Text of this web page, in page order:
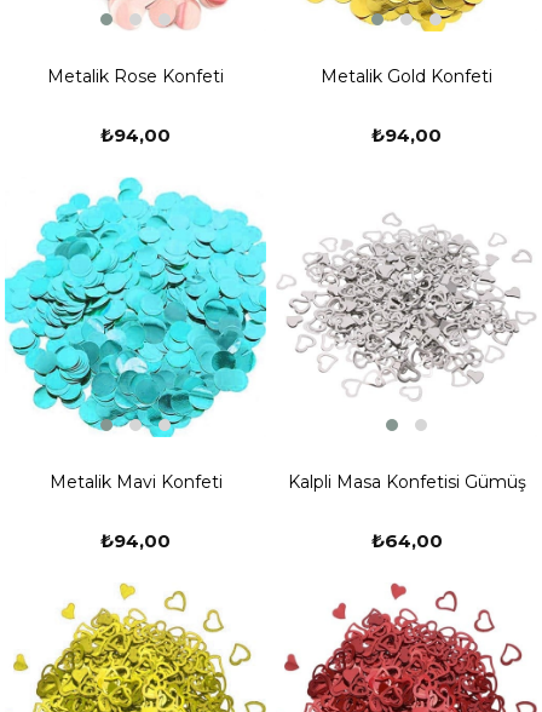
Metalik Rose Konfeti
₺94,00
Metalik Gold Konfeti
₺94,00
Metalik Mavi Konfeti
₺94,00
Kalpli Masa Konfetisi Gümüş
₺64,00